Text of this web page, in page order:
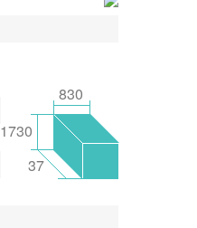
1730
830
37